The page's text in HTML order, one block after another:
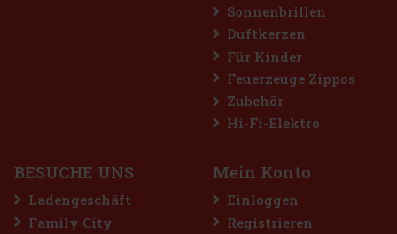
Sonnenbrillen
Duftkerzen
Für Kinder
Feuerzeuge Zippos
Zubehör
Hi-Fi-Elektro
BESUCHE UNS
Ladengeschäft
Family City
Mein Konto
Einloggen
Registrieren